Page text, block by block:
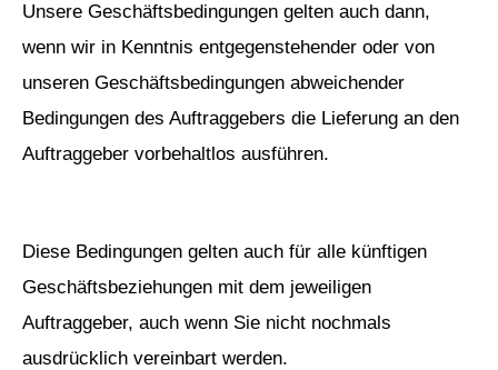
Unsere Geschäftsbedingungen gelten auch dann,
wenn wir in Kenntnis entgegenstehender oder von
unseren Geschäftsbedingungen abweichender
Bedingungen des Auftraggebers die Lieferung an den
Auftraggeber vorbehaltlos ausführen.
Diese Bedingungen gelten auch für alle künftigen
Geschäftsbeziehungen mit dem jeweiligen
Auftraggeber, auch wenn Sie nicht nochmals
ausdrücklich vereinbart werden.